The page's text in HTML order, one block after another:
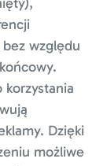
względu
Dzięki
możliwe